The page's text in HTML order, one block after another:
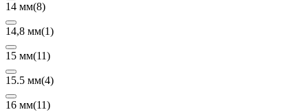
14 мм(8)
14,8 мм(1)
15 мм(11)
15.5 мм(4)
16 мм(11)